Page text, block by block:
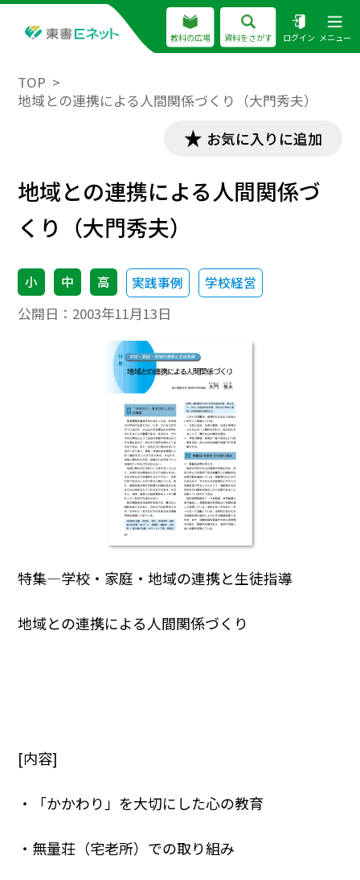
教科の広場 資料をさがす ログイン メニュー
TOP
地域との連携による人間関係づくり（大門秀夫）
お気に入りに追加
地域との連携による人間関係づ
くり（大門秀夫）
小 中 高 実践事例 学校経営
公開日： 2003年11月13日
特集―学校・家庭・地域の連携と生徒指導
地域との連携による人間関係づくり
[内容]
・「かかわり」を大切にした心の教育
・無量荘（宅老所）での取り組み